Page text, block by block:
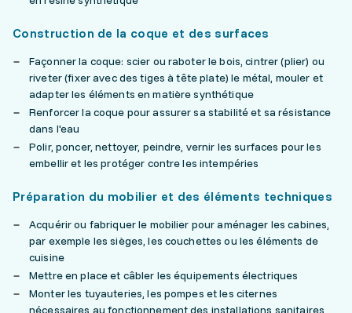
Construction de la coque et des surfaces
Façonner la coque: scier ou raboter le bois, cintrer (plier) ou
riveter (fixer avec des tiges à tête plate) le métal, mouler et
adapter les éléments en matière synthétique
Renforcer la coque pour assurer sa stabilité et sa résistance
dans l'eau
Polir, poncer, nettoyer, peindre, vernir les surfaces pour les
embellir et les protéger contre les intempéries
Préparation du mobilier et des éléments techniques
Acquérir ou fabriquer le mobilier pour aménager les cabines,
par exemple les sièges, les couchettes ou les éléments de
cuisine
Mettre en place et câbler les équipements électriques
Monter les tuyauteries, les pompes et les citernes